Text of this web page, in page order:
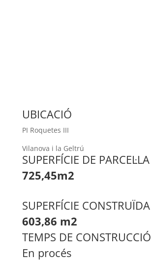
UBICACIÓ
PI Roquetes III
Vilanova i la Geltrú
SUPERFÍCIE DE PARCEL·LA
725,45m2
SUPERFÍCIE CONSTRUÏDA
603,86 m2
TEMPS DE CONSTRUCCIÓ
En procés